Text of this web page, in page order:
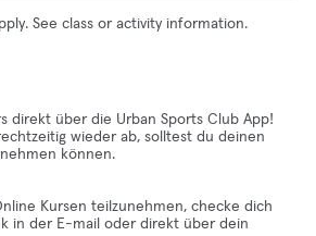
See class or activity information.
direkt über die Urban Sports Club App!
wieder ab, solltest du deinen
können.
Kursen teilzunehmen, checke dich
in der E-mail oder direkt über dein